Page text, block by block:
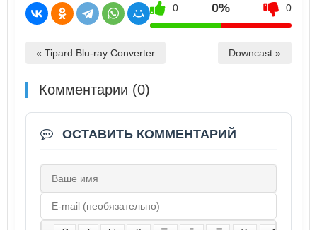
0 0% 0
« Tipard Blu-ray Converter Downcast »
Комментарии (0)
ОСТАВИТЬ КОММЕНТАРИЙ